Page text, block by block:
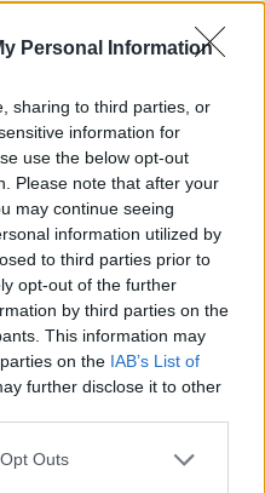
Personal Information
sharing to third parties, or
information for
use the below opt-out
Please note that after your
may continue seeing
information utilized by
to third parties prior to
opt-out of the further
by third parties on the
This information may
on the IAB’s List of
further disclose it to other
Outs